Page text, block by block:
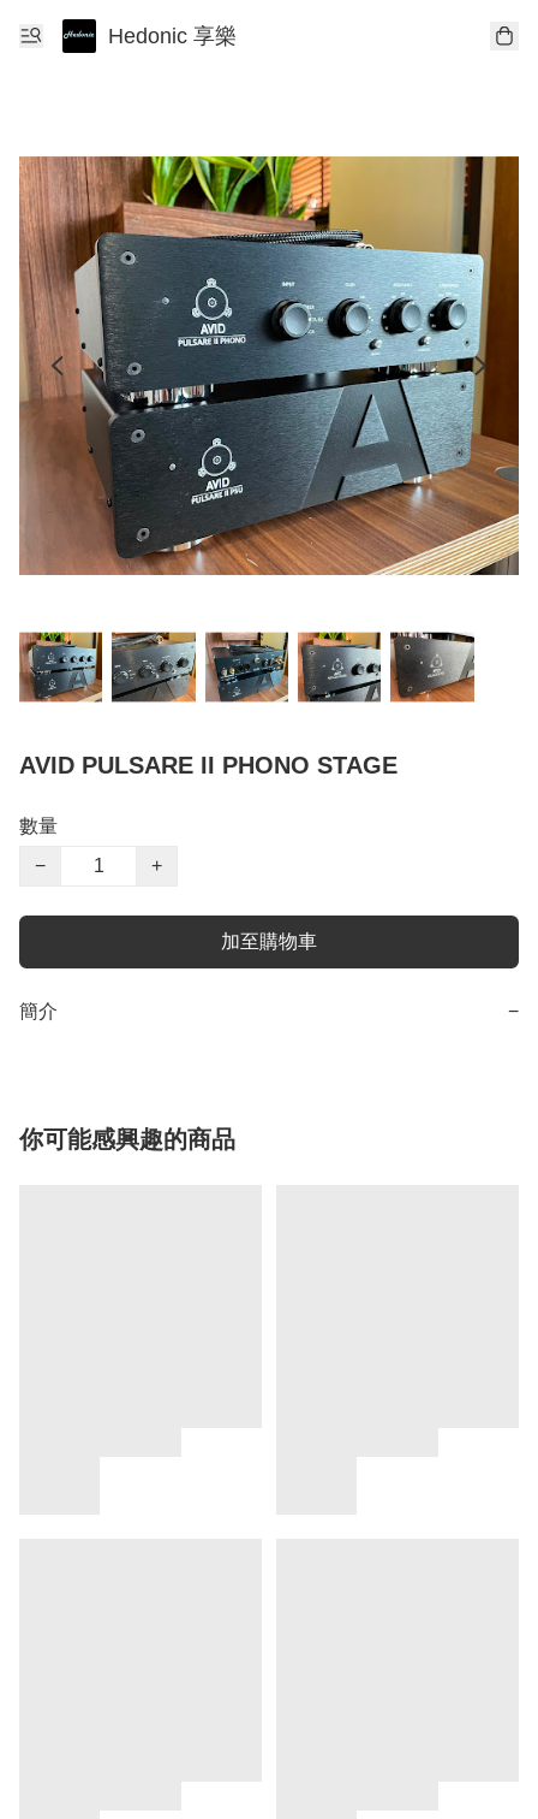
Hedonic 享樂
AVID PULSARE II PHONO STAGE
數量
−
+
加至購物車
簡介 −
你可能感興趣的商品